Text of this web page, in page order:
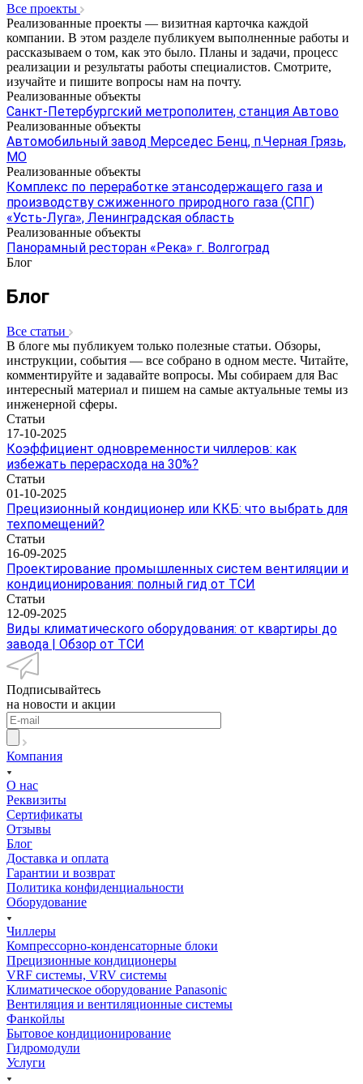
Все проекты
Реализованные проекты — визитная карточка каждой
компании. В этом разделе публикуем выполненные работы и
рассказываем о том, как это было. Планы и задачи, процесс
реализации и результаты работы специалистов. Смотрите,
изучайте и пишите вопросы нам на почту.
Реализованные объекты
Санкт-Петербургский метрополитен, станция Автово
Реализованные объекты
Автомобильный завод Мерседес Бенц, п.Черная Грязь,
МО
Реализованные объекты
Комплекс по переработке этансодержащего газа и
производству сжиженного природного газа (СПГ)
«Усть-Луга», Ленинградская область
Реализованные объекты
Панорамный ресторан «Река» г. Волгоград
Блог
Блог
Все статьи
В блоге мы публикуем только полезные статьи. Обзоры,
инструкции, события — все собрано в одном месте. Читайте,
комментируйте и задавайте вопросы. Мы собираем для Вас
интересный материал и пишем на самые актуальные темы из
инженерной сферы.
Статьи
17-10-2025
Коэффициент одновременности чиллеров: как
избежать перерасхода на 30%?
Статьи
01-10-2025
Прецизионный кондиционер или ККБ: что выбрать для
техпомещений?
Статьи
16-09-2025
Проектирование промышленных систем вентиляции и
кондиционирования: полный гид от ТСИ
Статьи
12-09-2025
Виды климатического оборудования: от квартиры до
завода | Обзор от ТСИ
Подписывайтесь
на новости и акции
Компания
О нас
Реквизиты
Сертификаты
Отзывы
Блог
Доставка и оплата
Гарантии и возврат
Политика конфиденциальности
Оборудование
Чиллеры
Компрессорно-конденсаторные блоки
Прецизионные кондиционеры
VRF системы, VRV системы
Климатическое оборудование Panasonic
Вентиляция и вентиляционные системы
Фанкойлы
Бытовое кондиционирование
Гидромодули
Услуги